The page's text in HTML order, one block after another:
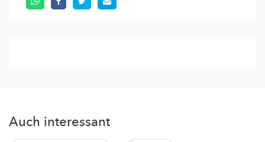
Auch interessant